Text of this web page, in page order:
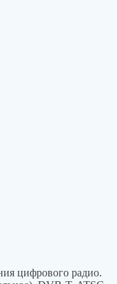
цифрового радио.